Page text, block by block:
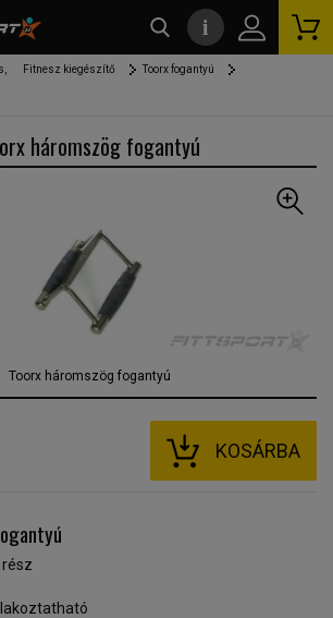
Fitnesz kiegészítő Toorx fogantyú
háromszög fogantyú
Toorx háromszög fogantyú
KOSÁRBA
i
kereső